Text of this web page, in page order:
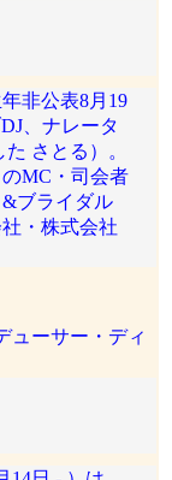
非公表8月19
、ナレータ
さとる）。
MC・司会者
ブライダル
・株式会社
ューサー・ディ